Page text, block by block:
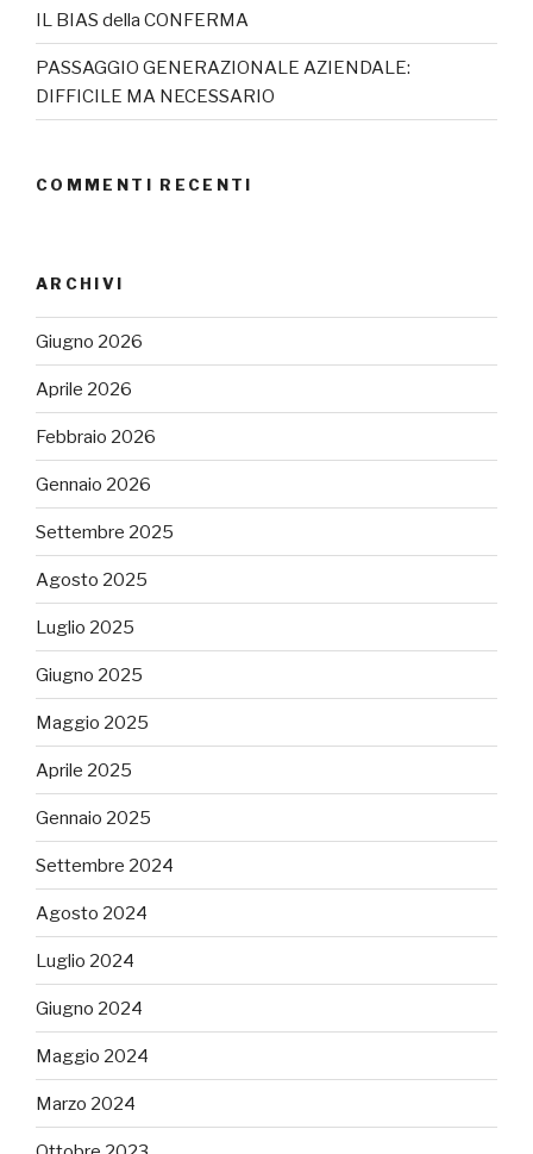
IL BIAS della CONFERMA
PASSAGGIO GENERAZIONALE AZIENDALE:
DIFFICILE MA NECESSARIO
COMMENTI RECENTI
ARCHIVI
Giugno 2026
Aprile 2026
Febbraio 2026
Gennaio 2026
Settembre 2025
Agosto 2025
Luglio 2025
Giugno 2025
Maggio 2025
Aprile 2025
Gennaio 2025
Settembre 2024
Agosto 2024
Luglio 2024
Giugno 2024
Maggio 2024
Marzo 2024